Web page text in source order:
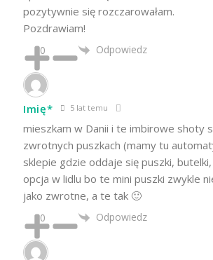
pozytywnie się rozczarowałam.
Pozdrawiam!
0 Odpowiedz
Imię* 5 lat temu
mieszkam w Danii i te imbirowe shoty
zwrotnych puszkach (mamy tu
sklepie gdzie oddaje się puszki,
opcja w lidlu bo te mini puszki zwykle
jako zwrotne, a te tak 🙂
0 Odpowiedz